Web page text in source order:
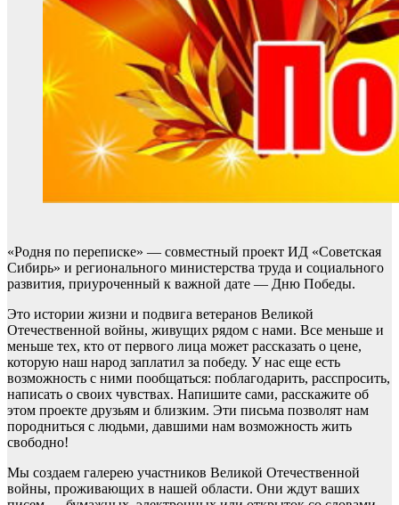
«Родня по переписке» — совместный проект ИД «Советская
Сибирь» и регионального министерства труда и социального
развития, приуроченный к важной дате — Дню Победы.
Это истории жизни и подвига ветеранов Великой
Отечественной войны, живущих рядом с нами. Все меньше и
меньше тех, кто от первого лица может рассказать о цене,
которую наш народ заплатил за победу. У нас еще есть
возможность с ними пообщаться: поблагодарить, расспросить,
написать о своих чувствах. Напишите сами, расскажите об
этом проекте друзьям и близким. Эти письма позволят нам
породниться с людьми, давшими нам возможность жить
свободно!
Мы создаем галерею участников Великой Отечественной
войны, проживающих в нашей области. Они ждут ваших